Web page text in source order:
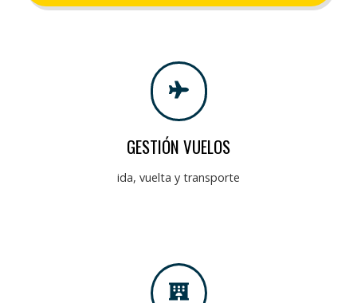
GESTIÓN VUELOS
ida, vuelta y transporte